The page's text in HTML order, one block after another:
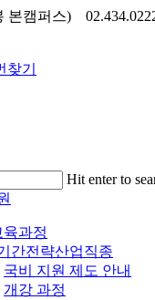
본캠퍼스)
찾기
Hit enter to
과정
간전략산업직종
국비 지원 제도 안내
개강 과정